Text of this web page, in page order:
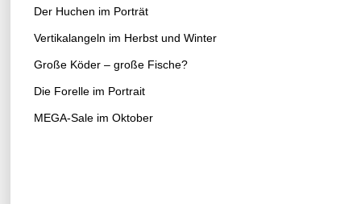
Der Huchen im Porträt
Vertikalangeln im Herbst und Winter
Große Köder – große Fische?
Die Forelle im Portrait
MEGA-Sale im Oktober